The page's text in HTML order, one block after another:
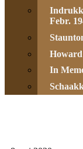
Febr.
Howard
In